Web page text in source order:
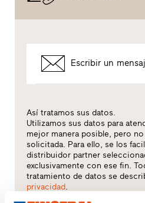
Escribir un
Así tratamos sus datos.
Utilizamos sus datos para
mejor manera posible, pero
solicitada. Para ello, se los
distribuidor partner
exclusivamente con ese fin.
tratamiento de datos se
privacidad.